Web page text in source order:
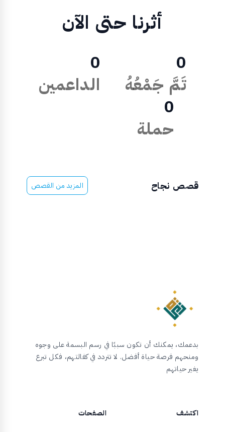
أثرنا حتى الآن
0
تَمَّ جَمْعُهُ
0
الداعمين
0
حملة
قصص نجاح المزيد من القصص
بدعمك، يمكنك أن تكون سببًا في رسم البسمة على وجوه
ومنحهم فرصة حياة أفضل. لا تتردد في كفالتهم، فكل تبرع
يغير حياتهم
اكتشف الصفحات